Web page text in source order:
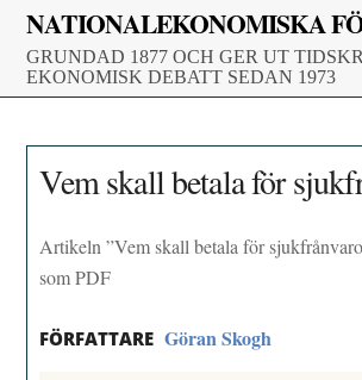
Skip
content
NATIONALEKONOMISKA
GRUNDAD 1877 OCH GER UT
EKONOMISK DEBATT SEDAN 1973
Vem skall betala för
Artikeln ”Vem skall betala för
som PDF
FÖRFATTARE Göran Skogh